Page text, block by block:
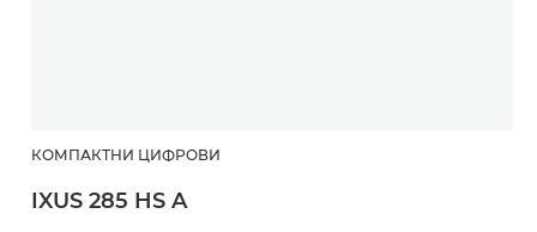
КОМПАКТНИ ЦИФРОВИ
IXUS 285 HS A